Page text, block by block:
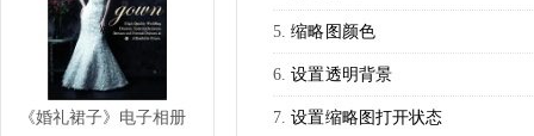
《婚礼裙子》电子相册
缩略图颜色
设置透明背景
设置缩略图打开状态